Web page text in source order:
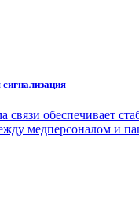
связи обеспечивает
медперсоналом и